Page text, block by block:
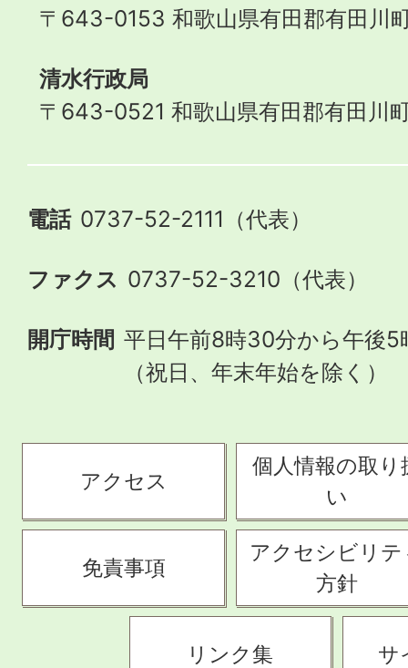
〒643-0153 和歌山県有田郡有田川
清水行政局
〒643-0521 和歌山県有田郡有田川
電話 0737-52-2111（代表）
ファクス 0737-52-3210（代表）
開庁時間 平日午前8時30分から午後5
（祝日、年末年始を除く）
アクセス
個人情報の取り
い
免責事項
アクセシビリテ
方針
リンク集 サ